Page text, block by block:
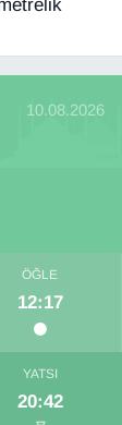
10.08.2026
ÖĞLE
12:17
YATSI
20:42